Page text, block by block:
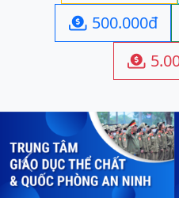
 500.000đ

Previous